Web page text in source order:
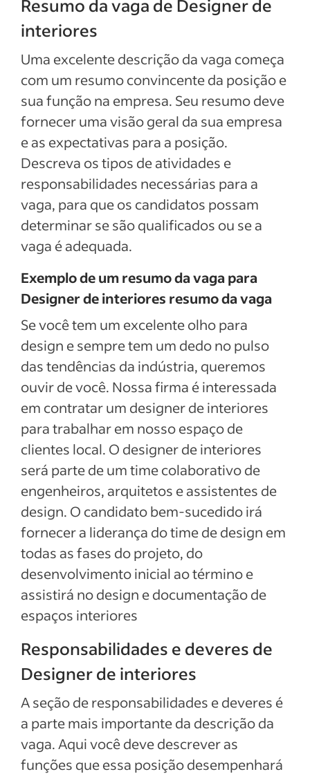
Resumo da vaga de Designer de
interiores
Uma excelente descrição da vaga começa
com um resumo convincente da posição e
sua função na empresa. Seu resumo deve
fornecer uma visão geral da sua empresa
e as expectativas para a posição.
Descreva os tipos de atividades e
responsabilidades necessárias para a
vaga, para que os candidatos possam
determinar se são qualificados ou se a
vaga é adequada.
Exemplo de um resumo da vaga para
Designer de interiores resumo da vaga
Se você tem um excelente olho para
design e sempre tem um dedo no pulso
das tendências da indústria, queremos
ouvir de você. Nossa firma é interessada
em contratar um designer de interiores
para trabalhar em nosso espaço de
clientes local. O designer de interiores
será parte de um time colaborativo de
engenheiros, arquitetos e assistentes de
design. O candidato bem-sucedido irá
fornecer a liderança do time de design em
todas as fases do projeto, do
desenvolvimento inicial ao término e
assistirá no design e documentação de
espaços interiores
Responsabilidades e deveres de
Designer de interiores
A seção de responsabilidades e deveres é
a parte mais importante da descrição da
vaga. Aqui você deve descrever as
funções que essa posição desempenhará